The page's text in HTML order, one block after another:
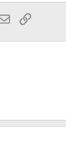
E-mailkoppeling